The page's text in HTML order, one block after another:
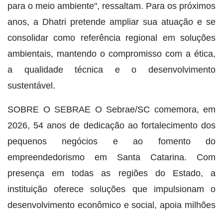
para o meio ambiente", ressaltam. Para os próximos
anos, a Dhatri pretende ampliar sua atuação e se
consolidar como referência regional em soluções
ambientais, mantendo o compromisso com a ética,
a qualidade técnica e o desenvolvimento
sustentável.
SOBRE O SEBRAE O Sebrae/SC comemora, em
2026, 54 anos de dedicação ao fortalecimento dos
pequenos negócios e ao fomento do
empreendedorismo em Santa Catarina. Com
presença em todas as regiões do Estado, a
instituição oferece soluções que impulsionam o
desenvolvimento econômico e social, apoia milhões